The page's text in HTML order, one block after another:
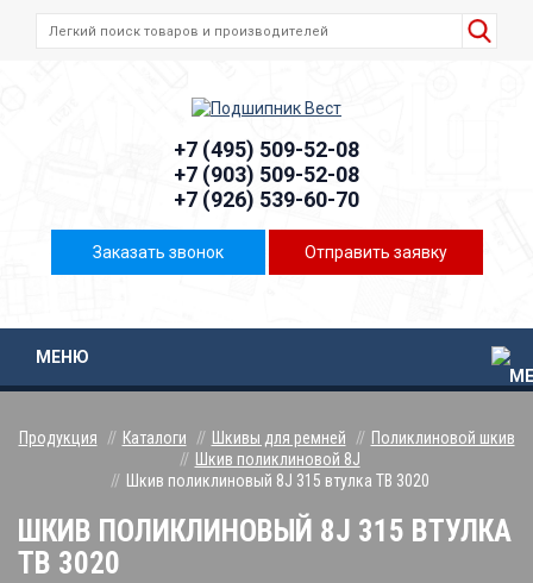
+7 (495) 509-52-08
+7 (903) 509-52-08
+7 (926) 539-60-70
Заказать звонок Отправить заявку
МЕНЮ
Продукция Каталоги Шкивы для ремней
Поликлиновой шкив
Шкив поликлиновой 8J
Шкив поликлиновый 8J 315 втулка ТВ 3020
ШКИВ ПОЛИКЛИНОВЫЙ 8J 315 ВТУЛКА
ТВ 3020